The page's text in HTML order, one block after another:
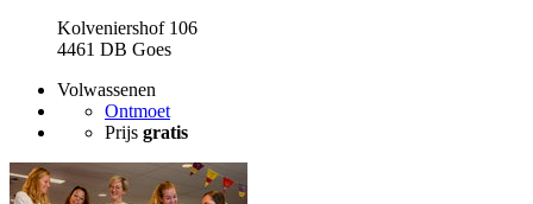
Kolveniershof 106
4461 DB Goes
Volwassenen
Ontmoet
Prijs gratis